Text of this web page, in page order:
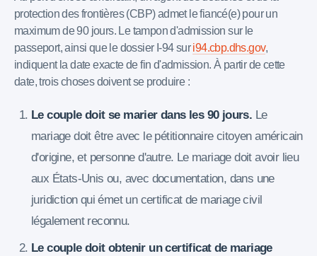
protection des frontières (CBP) admet le fiancé(e) pour un
maximum de 90 jours. Le tampon d'admission sur le
passeport, ainsi que le dossier I-94 suri94.cbp.dhs.gov,
indiquent la date exacte de fin d'admission. À partir de cette
date, trois choses doivent se produire :
Le couple doit se marier dans les 90 jours. Le
mariage doit être avec le pétitionnaire citoyen américain
d'origine, et personne d'autre. Le mariage doit avoir lieu
aux États-Unis ou, avec documentation, dans une
juridiction qui émet un certificat de mariage civil
légalement reconnu.
Le couple doit obtenir un certificat de mariage